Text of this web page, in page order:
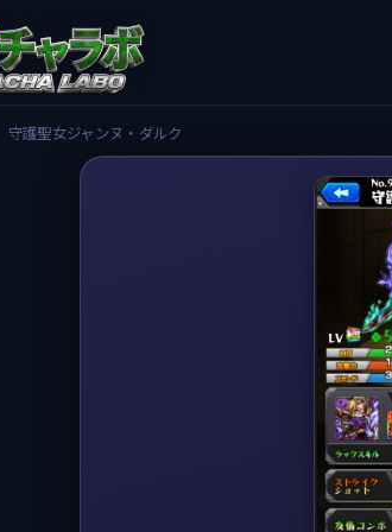
守護聖女ジャンヌ・ダルク